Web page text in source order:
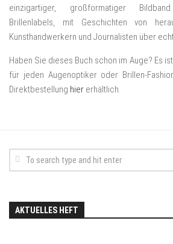
einzigartiger, großformatiger
Brillenlabels, mit Geschichten von
Kunsthandwerkern und Journalisten über
Haben Sie dieses Buch schon im Auge? Es
für jeden Augenoptiker oder Brillen-
Direktbestellung hier erhältlich.
AKTUELLES HEFT